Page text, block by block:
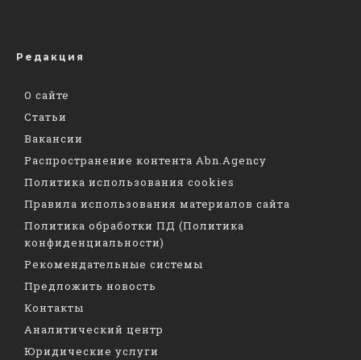
Редакция
О сайте
Статьи
Вакансии
Распространение контента Abn.Agency
Политика использования cookies
Правила использования материалов сайта
Политика обработки ПД (Политика
конфиденциальности)
Рекомендательные системы
Предложить новость
Контакты
Аналитический центр
Юридические услуги